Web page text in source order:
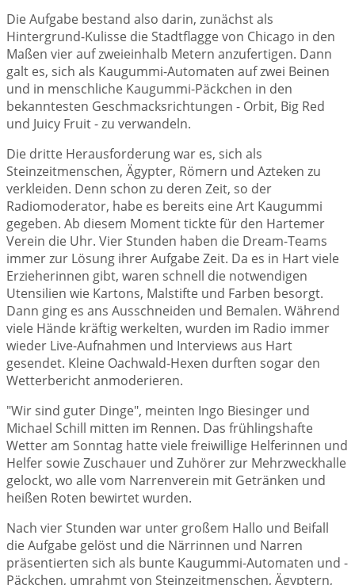
Die Aufgabe bestand also darin, zunächst als
Hintergrund-Kulisse die Stadtflagge von Chicago in den
Maßen vier auf zweieinhalb Metern anzufertigen. Dann
galt es, sich als Kaugummi-Automaten auf zwei Beinen
und in menschliche Kaugummi-Päckchen in den
bekanntesten Geschmacksrichtungen - Orbit, Big Red
und Juicy Fruit - zu verwandeln.
Die dritte Herausforderung war es, sich als
Steinzeitmenschen, Ägypter, Römern und Azteken zu
verkleiden. Denn schon zu deren Zeit, so der
Radiomoderator, habe es bereits eine Art Kaugummi
gegeben. Ab diesem Moment tickte für den Hartemer
Verein die Uhr. Vier Stunden haben die Dream-Teams
immer zur Lösung ihrer Aufgabe Zeit. Da es in Hart viele
Erzieherinnen gibt, waren schnell die notwendigen
Utensilien wie Kartons, Malstifte und Farben besorgt.
Dann ging es ans Ausschneiden und Bemalen. Während
viele Hände kräftig werkelten, wurden im Radio immer
wieder Live-Aufnahmen und Interviews aus Hart
gesendet. Kleine Oachwald-Hexen durften sogar den
Wetterbericht anmoderieren.
"Wir sind guter Dinge", meinten Ingo Biesinger und
Michael Schill mitten im Rennen. Das frühlingshafte
Wetter am Sonntag hatte viele freiwillige Helferinnen und
Helfer sowie Zuschauer und Zuhörer zur Mehrzweckhalle
gelockt, wo alle vom Narrenverein mit Getränken und
heißen Roten bewirtet wurden.
Nach vier Stunden war unter großem Hallo und Beifall
die Aufgabe gelöst und die Närrinnen und Narren
präsentierten sich als bunte Kaugummi-Automaten und -
Päckchen, umrahmt von Steinzeitmenschen, Ägyptern,